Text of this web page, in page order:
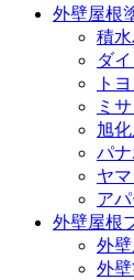
外壁屋根
積
ダ
ト
ミ
旭
パ
ヤ
ア
外壁屋根
外
外